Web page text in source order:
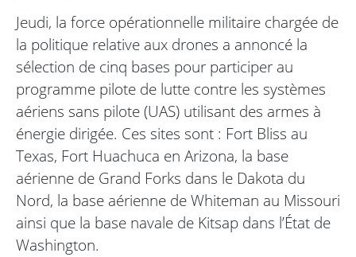
Jeudi, la force opérationnelle militaire chargée de
la politique relative aux drones a annoncé la
sélection de cinq bases pour participer au
programme pilote de lutte contre les systèmes
aériens sans pilote (UAS) utilisant des armes à
énergie dirigée. Ces sites sont : Fort Bliss au
Texas, Fort Huachuca en Arizona, la base
aérienne de Grand Forks dans le Dakota du
Nord, la base aérienne de Whiteman au Missouri
ainsi que la base navale de Kitsap dans l’État de
Washington.